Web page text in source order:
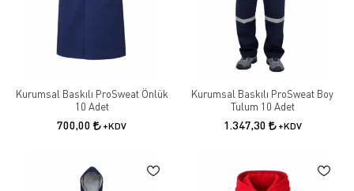
Kurumsal Baskılı ProSweat Önlük
10 Adet
700,00 +KDV
Kurumsal Baskılı ProSweat Boy
Tulum 10 Adet
1.347,30 +KDV